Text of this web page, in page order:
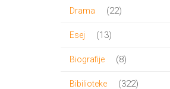
Drama 2222
Esej 1313
Biografije 88
Bibilioteke 322322